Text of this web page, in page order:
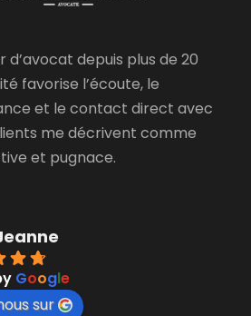
d’avocat depuis plus de 20
favorise l’écoute, le
et le contact direct avec
me décrivent comme
et pugnace.
Google
sur